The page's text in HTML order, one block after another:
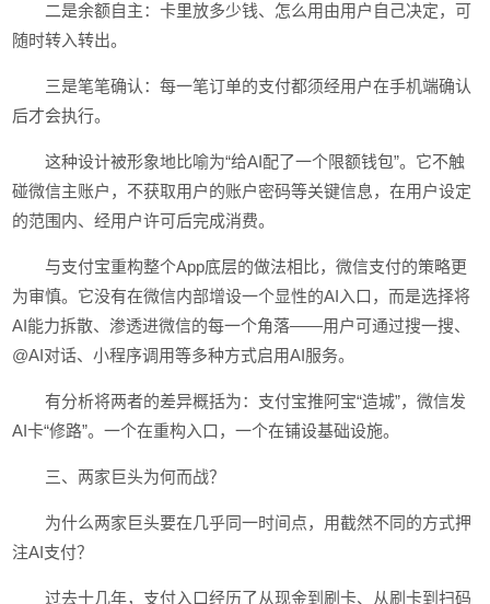
二是余额自主：卡里放多少钱、怎么用由用户自己决定，可
随时转入转出。
三是笔笔确认：每一笔订单的支付都须经用户在手机端确认
后才会执行。
这种设计被形象地比喻为“给AI配了一个限额钱包”。它不触
碰微信主账户，不获取用户的账户密码等关键信息，在用户设定
的范围内、经用户许可后完成消费。
与支付宝重构整个App底层的做法相比，微信支付的策略更
为审慎。它没有在微信内部增设一个显性的AI入口，而是选择将
AI能力拆散、渗透进微信的每一个角落——用户可通过搜一搜、
@AI对话、小程序调用等多种方式启用AI服务。
有分析将两者的差异概括为：支付宝推阿宝“造城”，微信发
AI卡“修路”。一个在重构入口，一个在铺设基础设施。
三、两家巨头为何而战？
为什么两家巨头要在几乎同一时间点，用截然不同的方式押
注AI支付？
过去十几年，支付入口经历了从现金到刷卡、从刷卡到扫码